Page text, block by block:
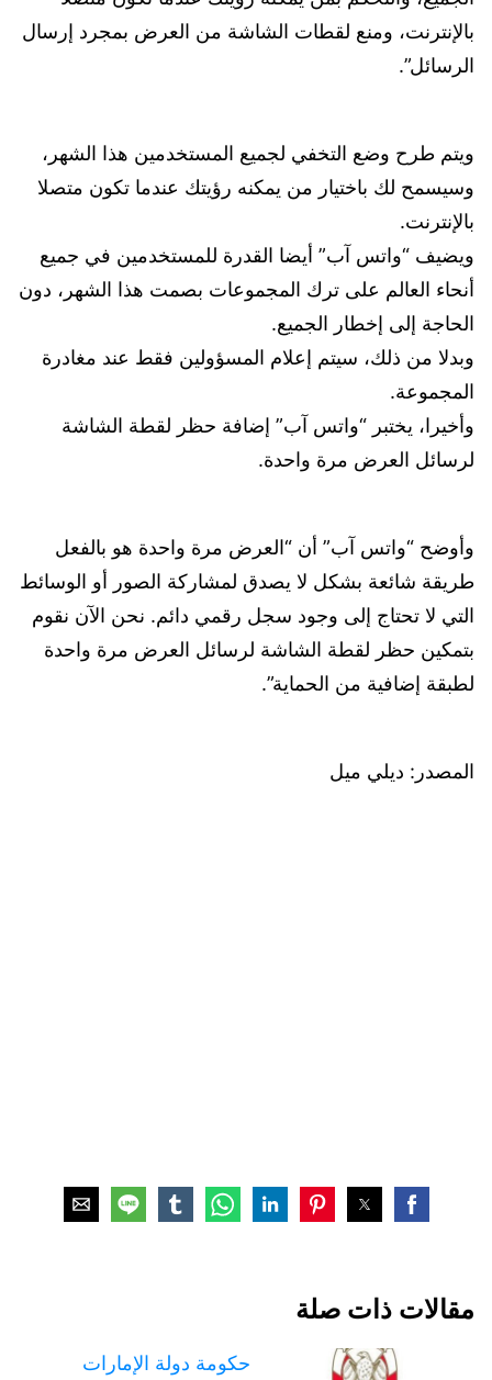
بالإنترنت، ومنع لقطات الشاشة من العرض بمجرد إرسال
الرسائل”.
ويتم طرح وضع التخفي لجميع المستخدمين هذا الشهر،
وسيسمح لك باختيار من يمكنه رؤيتك عندما تكون متصلا
بالإنترنت.
ويضيف “واتس آب” أيضا القدرة للمستخدمين في جميع
أنحاء العالم على ترك المجموعات بصمت هذا الشهر، دون
الحاجة إلى إخطار الجميع.
وبدلا من ذلك، سيتم إعلام المسؤولين فقط عند مغادرة
المجموعة.
وأخيرا، يختبر “واتس آب” إضافة حظر لقطة الشاشة
لرسائل العرض مرة واحدة.
وأوضح “واتس آب” أن “العرض مرة واحدة هو بالفعل
طريقة شائعة بشكل لا يصدق لمشاركة الصور أو الوسائط
التي لا تحتاج إلى وجود سجل رقمي دائم. نحن الآن نقوم
بتمكين حظر لقطة الشاشة لرسائل العرض مرة واحدة
لطبقة إضافية من الحماية”.
المصدر: ديلي ميل
مقالات ذات صلة
حكومة دولة الإمارات